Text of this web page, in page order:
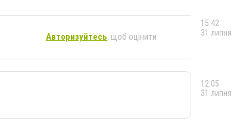
Авторизуйтесь, щоб оцінити
15:42
31 липня
12:05
31 липня